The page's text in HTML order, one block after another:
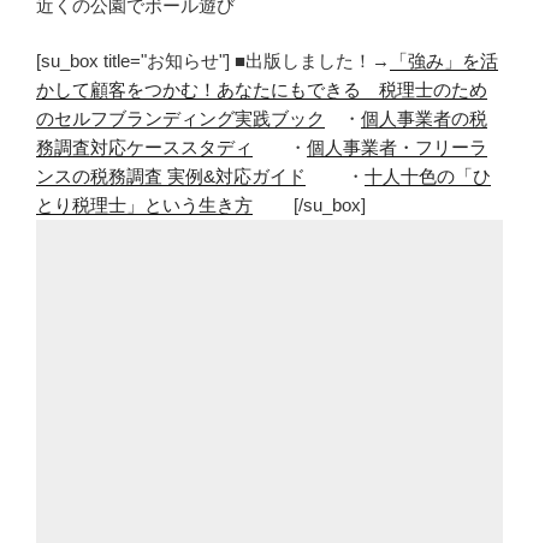
近くの公園でボール遊び
[su_box title="お知らせ"] ■出版しました！→
「強み」を活
かして顧客をつかむ！あなたにもできる 税理士のため
のセルフブランディング実践ブック
・ 個人事業者の税
務調査対応ケーススタディ
・ 個人事業者・フリーラ
ンスの税務調査 実例&対応ガイド
・ 十人十色の「ひ
とり税理士」という生き方 [/su_box]